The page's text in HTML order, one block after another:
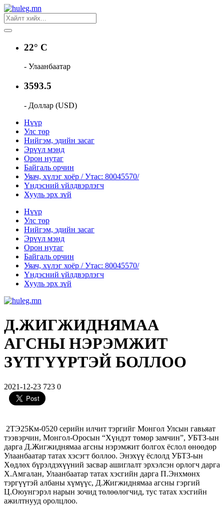
22° C
- Улаанбаатар
3593.5
- Доллар (USD)
Нүүр
Улс төр
Нийгэм, эдийн засаг
Эрүүл мэнд
Орон нутаг
Байгаль орчин
Уяач, хүлэг хоёр / Утас: 80045570/
Үндэсний үйлдвэрлэгч
Хууль эрх зүй
Нүүр
Улс төр
Нийгэм, эдийн засаг
Эрүүл мэнд
Орон нутаг
Байгаль орчин
Уяач, хүлэг хоёр / Утас: 80045570/
Үндэсний үйлдвэрлэгч
Хууль эрх зүй
Д.ЖИГЖИДНЯМАА
АГСНЫ НЭРЭМЖИТ
ЗҮТГҮҮРТЭЙ БОЛЛОО
2021-12-23 723 0
2ТЭ25Км-0520 серийн илчит тэргийг Монгол Улсын гавьяат
тээвэрчин, Монгол-Оросын “Хүндэт төмөр замчин”, УБТЗ-ын
дарга Д.Жигжиднямаа агсны нэрэмжит болгох ёслол өнөөдөр
Улаанбаатар татах хэсэгт боллоо. Энэхүү ёслолд УБТЗ-ын
Хөдлөх бүрэлдэхүүний засвар ашиглалт эрхэлсэн орлогч дарга
Х.Амгалан, Улаанбаатар татах хэсгийн дарга П.Энхмөнх
тэргүүтэй албаны хүмүүс, Д.Жигжиднямаа агсны гэргий
Ц.Оюунгэрэл нарын зочид төлөөлөгчид, тус татах хэсгийн
ажилтнууд оролцлоо.